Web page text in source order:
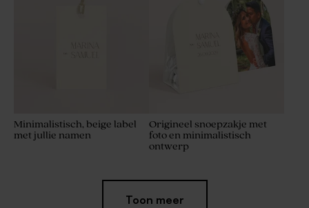
Minimalistisch, beige label
met jullie namen
Origineel snoepzakje met
foto en minimalistisch
ontwerp
Toon meer